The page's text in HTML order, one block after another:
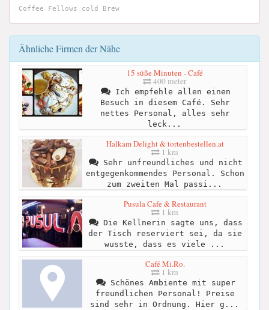
Coffee Fellows cold Brew
Ähnliche Firmen der Nähe
15 süße Minuten - Café
400 meter
Ich empfehle allen einen
Besuch in diesem Café. Sehr
nettes Personal, alles sehr
leck...
Halkam Delight & tortenbestellen.at
1 km
Sehr unfreundliches und nicht
entgegenkommendes Personal. Schon
zum zweiten Mal passi...
Pusula Cafe & Restaurant
1 km
Die Kellnerin sagte uns, dass
der Tisch reserviert sei, da sie
wusste, dass es viele ...
Café Mi.Ro.
1 km
Schönes Ambiente mit super
freundlichen Personal! Preise
sind sehr in Ordnung. Hier g...